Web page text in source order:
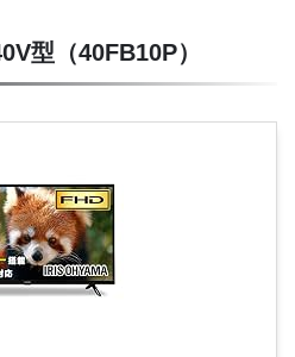
型（40FB10P）